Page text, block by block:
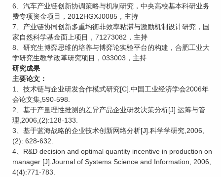
6、汽车产业链创新协调策略与机制研究，中央高校基本科研业务
费专项资金项目，2012HGXJ0085，主持
7、产业链协同创新多重均衡非效率粘滞与激励机制设计研究，国
家自然科学基金面上项目，71273082，主持
8、研究生博弈思维的培养与博弈论实验平台的构建，合肥工业大
学研究生教学改革研究项目，033003，主持
研究成果
主要论文：
1、技术链与企业研发合作模式研究[C].中国工业经济学会2006年
会论文集,590-598.
2、基于产量理性推测的差异产品企业研发决策分析[J].运筹与管
理,2006,(2):128-133.
3、基于蓝海战略的企业技术创新网络分析[J].科学学研究,2006,
(2): 628-632.
4、R&D decision and optimal quantity incentive in production on
manager [J].Journal of Systems Science and Information, 2006,
4(4):771-783.